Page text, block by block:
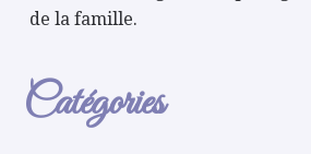
de la famille.
Catégories